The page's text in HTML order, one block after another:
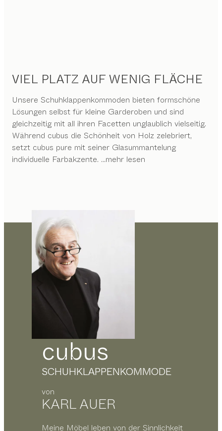
VIEL PLATZ AUF WENIG FLÄCHE
Unsere Schuhklappenkommoden bieten formschöne
Lösungen selbst für kleine Garderoben und sind
gleichzeitig mit all ihren Facetten unglaublich vielseitig.
Während cubus die Schönheit von Holz zelebriert,
setzt cubus pure mit seiner Glasummantelung
individuelle Farbakzente. ...mehr lesen
cubus
SCHUHKLAPPENKOMMODE
von
KARL AUER
Meine Möbel leben von der Sinnlichkeit